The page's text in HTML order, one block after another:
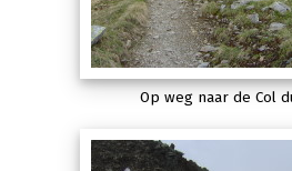
Op weg naar de Col